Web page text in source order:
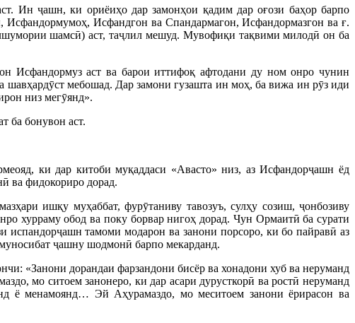
Ин ҷашн, ки ориёиҳо дар замонҳои қадим дар оғози баҳор барпо
Исфандгон ва Спандармагон, Исфандормазгон ва ғ.
шамсӣ) аст, таҷлил мешуд. Мувофиқи тақвими милодӣ он ба
Исфандормуз аст ва барои иттифоқ афтодани ду ном онро чунин
мебошад. Дар замони гузашта ин моҳ, ба вижа ин рӯз иди
низ мегӯянд».
ба бонувон аст.
ки дар китоби муқаддаси «Авасто» низ, аз Исфандорҷашн ёд
ва фидокориро дорад.
ишқу муҳаббат, фурӯтаниву тавозуъ, сулҳу созиш, ҷонбозиву
хурраму обод ва поку борвар нигоҳ дорад. Чун Ормаитӣ ба сурати
испандорҷашн тамоми модарон ва занони порсоро, ки бо пайравӣ аз
ҷашну шодмонӣ барпо мекарданд.
«Занони дорандаи фарзандони бисёр ва хонадони хуб ва неруманд
мо ситоем занонеро, ки дар асари дурусткорӣ ва ростӣ неруманд
ё менамоянд… Эй Аҳурамаздо, мо меситоем занони ёрирасон ва